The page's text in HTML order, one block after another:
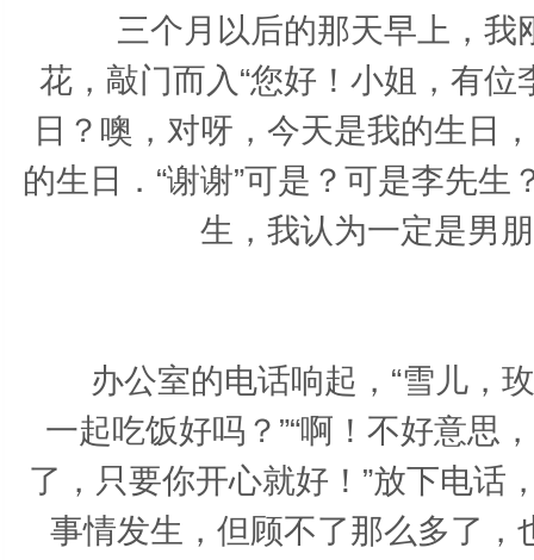
三个月以后的那天早上，我
花，敲门而入“您好！小姐，有
日？噢，对呀，今天是我的生日
的生日．“谢谢”可是？可是李先
生，我认为一定是男
办公室的电话响起，“雪儿，玫
一起吃饭好吗？”“啊！不好意思
了，只要你开心就好！”放下电话
事情发生，但顾不了那么多了